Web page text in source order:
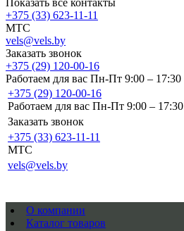
Показать все контакты
+375 (33) 623-11-11
MTC
vels@vels.by
Заказать звонок
+375 (29) 120-00-16
Работаем для вас Пн-Пт 9:00 – 17:30
+375 (29) 120-00-16
Работаем для вас Пн-Пт 9:00 – 17:30
Заказать звонок
+375 (33) 623-11-11
MTC
vels@vels.by
О компании
Каталог товаров